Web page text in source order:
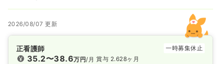
2026/08/07 更新
正看護師 一時募集休止
35.2〜38.6万円/月 賞与 2.628ヶ月